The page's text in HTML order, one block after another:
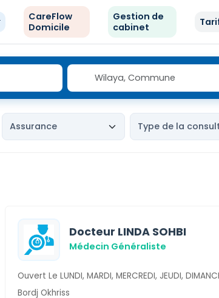
CareFlow
Domicile
Gestion de
cabinet
Docteur LINDA SOHBI
Médecin Généraliste
Ouvert Le LUNDI, MARDI, MERCREDI, JEUDI,
Bordj Okhriss